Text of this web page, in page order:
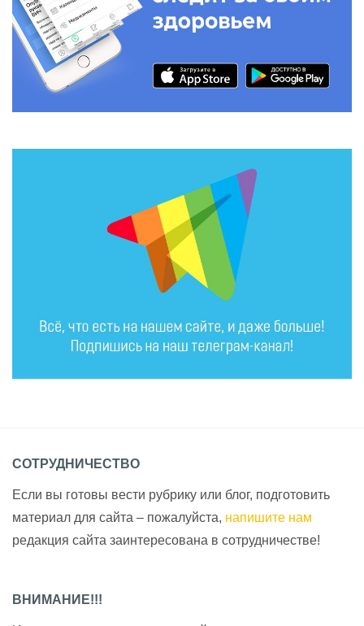
СОТРУДНИЧЕСТВО
Если вы готовы вести рубрику или блог, подготовить
материал для сайта – пожалуйста, напишите нам
редакция сайта заинтересована в сотрудничестве!
ВНИМАНИЕ!!!